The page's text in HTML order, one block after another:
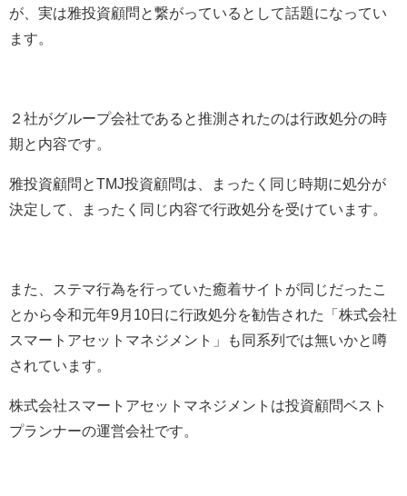
が、実は雅投資顧問と繋がっているとして話題になってい
ます。
２社がグループ会社であると推測されたのは行政処分の時
期と内容です。
雅投資顧問とTMJ投資顧問は、まったく同じ時期に処分が
決定して、まったく同じ内容で行政処分を受けています。
また、ステマ行為を行っていた癒着サイトが同じだったこ
とから令和元年9月10日に行政処分を勧告された「株式会社
スマートアセットマネジメント」も同系列では無いかと噂
されています。
株式会社スマートアセットマネジメントは投資顧問ベスト
プランナーの運営会社です。